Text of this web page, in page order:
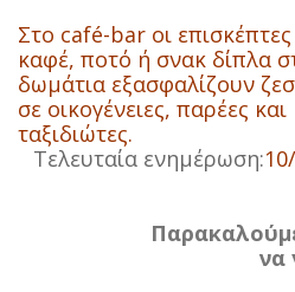
Στο café-bar οι
καφέ, ποτό ή σνακ δίπλα
δωμάτια εξασφαλίζουν
σε οικογένειες, παρέες
ταξιδιώτες.
Τελευταία ενημέρωση:
να